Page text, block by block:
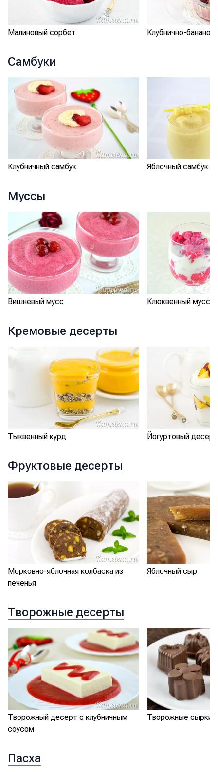
Малиновый сорбет Клубнично-
Самбуки
Клубничный самбук Яблочный самбук
Муссы
Вишневый мусс Клюквенный мусс
Кремовые десерты
Тыквенный курд Йогуртовый
Фруктовые десерты
Морковно-яблочная колбаска из
печенья
Яблочный сыр
Творожные десерты
Творожный десерт с клубничным
соусом
Творожные сырки
Пасха